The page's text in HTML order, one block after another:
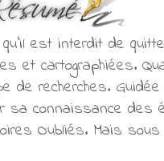
est interdit de
et cartographiées.
de recherches.
sa connaissance des
Oubliés. Mais